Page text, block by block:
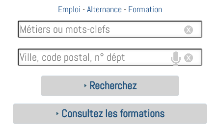
Emploi -Alternance - Formation
Recherchez
Consultez les formations